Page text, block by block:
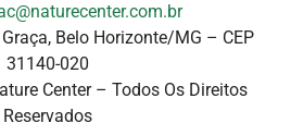
Belo Horizonte/MG – CEP
31140-020
Center – Todos Os Direitos
Reservados